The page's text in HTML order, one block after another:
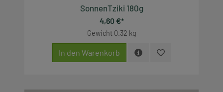
SonnenTziki 180g
4,60 €*
Gewicht 0.32 kg
In den Warenkorb